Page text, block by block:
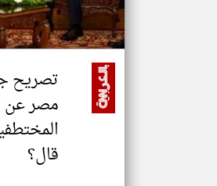
تصريح
مصر عن
قال؟